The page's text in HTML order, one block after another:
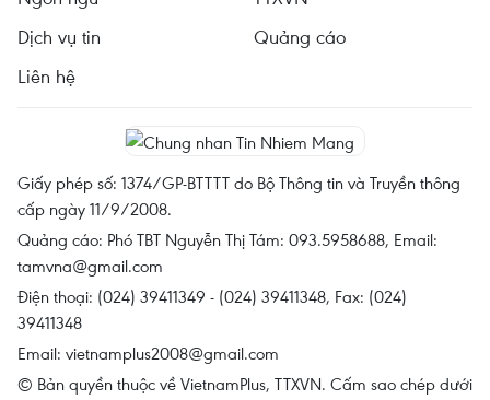
Dịch vụ tin
Quảng cáo
Liên hệ
Giấy phép số: 1374/GP-BTTTT do Bộ Thông tin và Truyền thông
cấp ngày 11/9/2008.
Quảng cáo: Phó TBT Nguyễn Thị Tám: 093.5958688, Email:
tamvna@gmail.com
Điện thoại: (024) 39411349 - (024) 39411348, Fax: (024)
39411348
Email: vietnamplus2008@gmail.com
© Bản quyền thuộc về VietnamPlus, TTXVN. Cấm sao chép dưới